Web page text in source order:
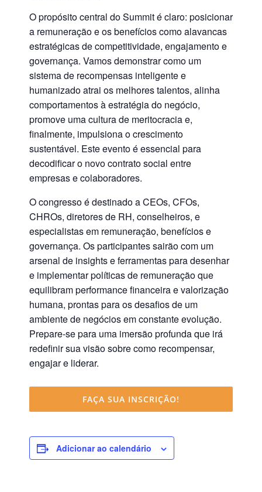
O propósito central do Summit é claro: posicionar
a remuneração e os benefícios como alavancas
estratégicas de competitividade, engajamento e
governança. Vamos demonstrar como um
sistema de recompensas inteligente e
humanizado atrai os melhores talentos, alinha
comportamentos à estratégia do negócio,
promove uma cultura de meritocracia e,
finalmente, impulsiona o crescimento
sustentável. Este evento é essencial para
decodificar o novo contrato social entre
empresas e colaboradores.
O congresso é destinado aCEOs, CFOs,
CHROs, diretores de RH, conselheiros, e
especialistas em remuneração, benefícios e
governança. Os participantes sairão com um
arsenal de insights e ferramentas para desenhar
e implementar políticas de remuneração que
equilibram performance financeira e valorização
humana, prontas para os desafios de um
ambiente de negócios em constante evolução.
Prepare-se para uma imersão profunda que irá
redefinir sua visão sobre como recompensar,
engajar e liderar.
FAÇA SUA INSCRIÇÃO!
Adicionar ao calendário